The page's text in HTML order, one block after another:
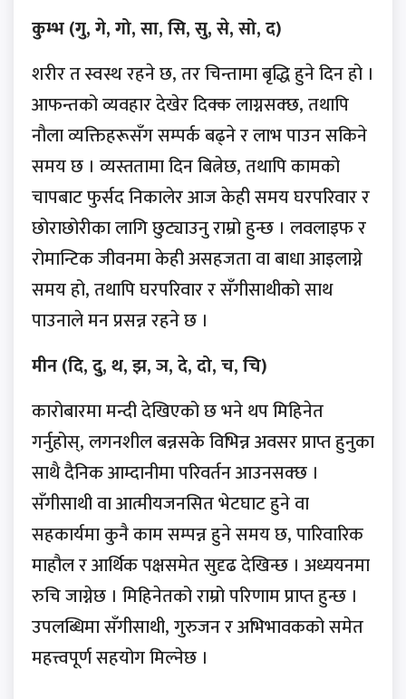
कुम्भ (गु, गे, गो, सा, सि, सु, से, सो, द)
शरीर त स्वस्थ रहने छ, तर चिन्तामा बृद्धि हुने दिन हो ।
आफन्तको व्यवहार देखेर दिक्क लाग्नसक्छ, तथापि
नौला व्यक्तिहरूसँग सम्पर्क बढ्ने र लाभ पाउन सकिने
समय छ । व्यस्ततामा दिन बित्नेछ, तथापि कामको
चापबाट फुर्सद निकालेर आज केही समय घरपरिवार र
छोराछोरीका लागि छुट्याउनु राम्रो हुन्छ । लवलाइफ र
रोमान्टिक जीवनमा केही असहजता वा बाधा आइलाग्ने
समय हो, तथापि घरपरिवार र सँगीसाथीको साथ
पाउनाले मन प्रसन्न रहने छ ।
मीन (दि, दु, थ, झ, ञ, दे, दो, च, चि)
कारोबारमा मन्दी देखिएको छ भने थप मिहिनेत
गर्नुहोस्, लगनशील बन्नसके विभिन्न अवसर प्राप्त हुनुका
साथै दैनिक आम्दानीमा परिवर्तन आउनसक्छ ।
सँगीसाथी वा आत्मीयजनसित भेटघाट हुने वा
सहकार्यमा कुनै काम सम्पन्न हुने समय छ, पारिवारिक
माहौल र आर्थिक पक्षसमेत सुदृढ देखिन्छ । अध्ययनमा
रुचि जाग्नेछ । मिहिनेतको राम्रो परिणाम प्राप्त हुन्छ ।
उपलब्धिमा सँगीसाथी, गुरुजन र अभिभावकको समेत
महत्त्वपूर्ण सहयोग मिल्नेछ ।